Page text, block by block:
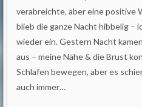
verabreichte, aber eine positive
blieb die ganze Nacht hibbelig –
wieder ein. Gestern Nacht
aus – meine Nähe & die Brust
Schlafen bewegen, aber es
auch immer…